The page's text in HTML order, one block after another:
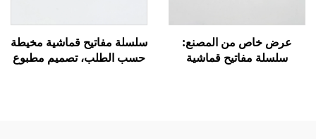
عرض خاص من المصنع:
سلسلة مفاتيح قماشية
سلسلة مفاتيح قماشية مخيطة
حسب الطلب، تصميم مطبوع